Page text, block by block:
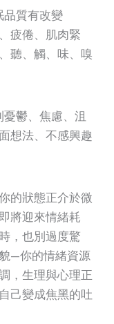
品質有改變
疲倦、肌肉緊
聽、觸、味、嗅
鬱、焦慮、沮
想法、不感興趣
的狀態正介於微
將迎來情緒耗
，也別過度驚
—你的情緒資源
，生理與心理正
己變成焦黑的吐